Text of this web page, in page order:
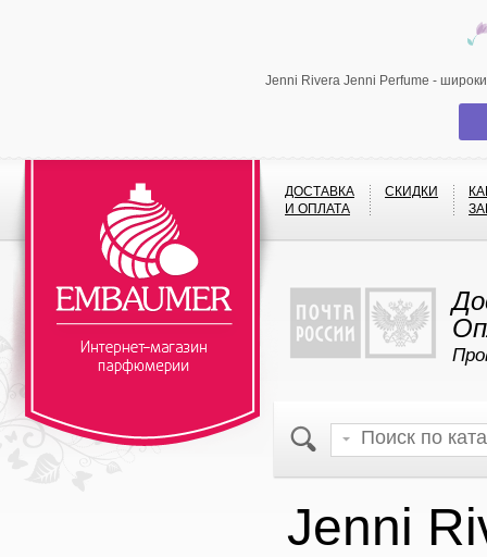
Jenni Rivera Jenni Perfume -
ДОСТАВКА
И ОПЛАТА
СКИДКИ
Jenni